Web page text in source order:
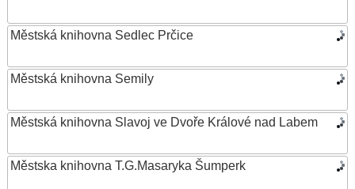
Městská knihovna Sedlec Prčice
Městská knihovna Semily
Městská knihovna Slavoj ve Dvoře Králové nad Labem
Městska knihovna T.G.Masaryka Šumperk